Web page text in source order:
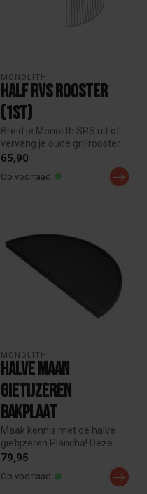
MONOLITH
Half RVS Rooster
(1st)
Breid je Monolith SRS uit of
vervang je oude grillrooster
met dit originele halv...
65,90
Op voorraad
MONOLITH
Halve maan
Gietijzeren
bakplaat
Maak kennis met de halve
gietijzeren Plancha! Deze
veelzijdige grillplaat heeft ...
79,95
Op voorraad